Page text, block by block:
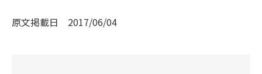
原文掲載日 2017/06/04